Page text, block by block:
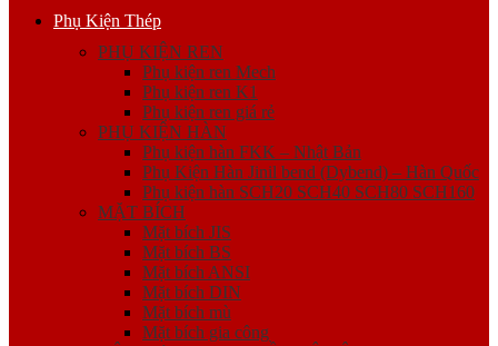
Phụ Kiện Thép
PHỤ KIỆN REN
Phụ kiện ren Mech
Phụ kiện ren K1
Phụ kiện ren giá rẻ
PHỤ KIỆN HÀN
Phụ kiện hàn FKK – Nhật Bản
Phụ Kiện Hàn Jinil bend (Dybend) – Hàn Quốc
Phụ kiện hàn SCH20 SCH40 SCH80 SCH160
MẶT BÍCH
Mặt bích JIS
Mặt bích BS
Mặt bích ANSI
Mặt bích DIN
Mặt bích mù
Mặt bích gia công